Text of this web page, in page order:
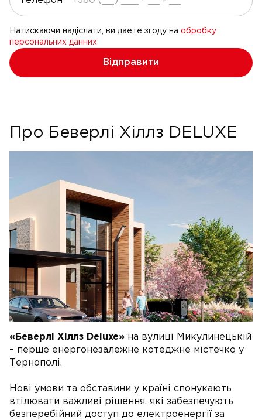
Натискаючи надіслати, ви даете згоду на обробку
персональних данних
Відправити
Про Беверлі Хіллз DELUXE
«Беверлі Хіллз Deluxe» на вулиці Микулинецькій
– перше енергонезалежне котеджне містечко у
Тернополі.
Нові умови та обставини у країні спонукають
втілювати важливі рішення, які забезпечують
безперебійний доступ до електроенергії за